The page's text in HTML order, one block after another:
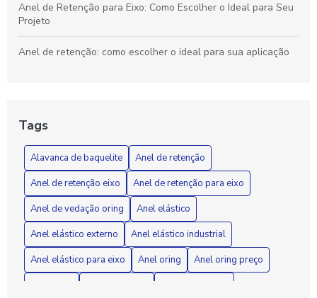
Anel de Retenção para Eixo: Como Escolher o Ideal para Seu
Projeto
Anel de retenção: como escolher o ideal para sua aplicação
Anel de vedação O-ring: Como Escolher e Aplicar
Anel de Vedação O-Ring: Como Escolher o Ideal para Seu
Projeto
Anel elástico é a solução ideal para aumentar a segurança e
a praticidade no seu dia a dia
Anel elástico externo é a solução ideal para aumentar a
durabilidade e a eficiência dos seus projetos
Tags
Alavanca de baquelite
Anel de retenção
Anel de retenção eixo
Anel de retenção para eixo
Anel de vedação oring
Anel elástico
Anel elástico externo
Anel elástico industrial
Anel elástico para eixo
Anel oring
Anel oring preço